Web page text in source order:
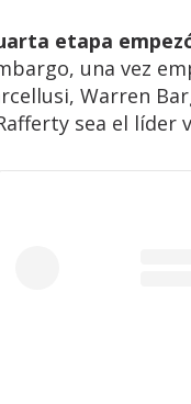
etapa
una vez
Warren
sea el